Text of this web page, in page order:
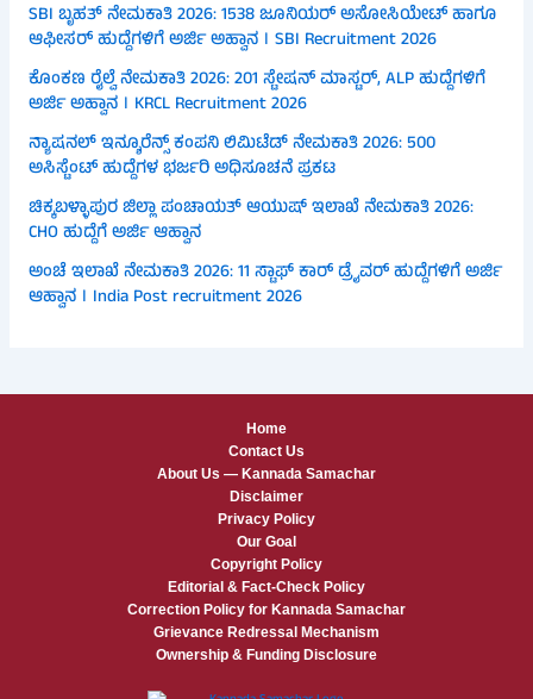
SBI ಬೃಹತ್ ನೇಮಕಾತಿ 2026: 1538 ಜೂನಿಯರ್ ಅಸೋಸಿಯೇಟ್ ಹಾಗೂ
ಆಫೀಸರ್ ಹುದ್ದೆಗಳಿಗೆ ಅರ್ಜಿ ಅಹ್ವಾನ । SBI Recruitment 2026
ಕೊಂಕಣ ರೈಲ್ವೆ ನೇಮಕಾತಿ 2026: 201 ಸ್ಟೇಷನ್ ಮಾಸ್ಟರ್, ALP ಹುದ್ದೆಗಳಿಗೆ
ಅರ್ಜಿ ಅಹ್ವಾನ । KRCL Recruitment 2026
ನ್ಯಾಷನಲ್ ಇನ್ಶೂರೆನ್ಸ್ ಕಂಪನಿ ಲಿಮಿಟೆಡ್ ನೇಮಕಾತಿ 2026: 500
ಅಸಿಸ್ಟೆಂಟ್ ಹುದ್ದೆಗಳ ಭರ್ಜರಿ ಅಧಿಸೂಚನೆ ಪ್ರಕಟ
ಚಿಕ್ಕಬಳ್ಳಾಪುರ ಜಿಲ್ಲಾ ಪಂಚಾಯತ್ ಆಯುಷ್ ಇಲಾಖೆ ನೇಮಕಾತಿ 2026:
CHO ಹುದ್ದೆಗೆ ಅರ್ಜಿ ಆಹ್ವಾನ
ಅಂಚೆ ಇಲಾಖೆ ನೇಮಕಾತಿ 2026: 11 ಸ್ಟಾಫ್ ಕಾರ್ ಡ್ರೈವರ್ ಹುದ್ದೆಗಳಿಗೆ ಅರ್ಜಿ
ಆಹ್ವಾನ । India Post recruitment 2026
Home
Contact Us
About Us — Kannada Samachar
Disclaimer
Privacy Policy
Our Goal
Copyright Policy
Editorial & Fact-Check Policy
Correction Policy for Kannada Samachar
Grievance Redressal Mechanism
Ownership & Funding Disclosure